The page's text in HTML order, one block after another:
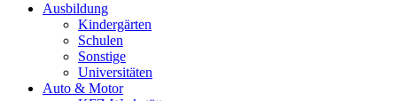
Ausbildung
Kindergärten
Schulen
Sonstige
Universitäten
Auto & Motor